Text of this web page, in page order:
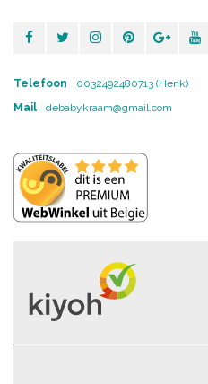
Telefoon
0032492480713 (Henk)
Mail
debabykraam@gmail.com